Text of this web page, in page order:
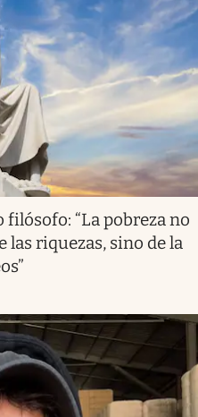
“La pobreza no
riquezas, sino de la